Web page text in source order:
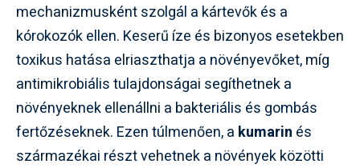
mechanizmusként szolgál a kártevők és a
kórokozók ellen. Keserű íze és bizonyos esetekben
toxikus hatása elriaszthatja a növényevőket, míg
antimikrobiális tulajdonságai segíthetnek a
növényeknek ellenállni a bakteriális és gombás
fertőzéseknek. Ezen túlmenően, a kumarin és
származékai részt vehetnek a növények közötti